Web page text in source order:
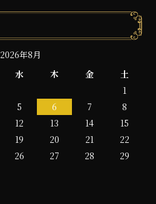
2026年8月
水 木 金 土
1
5 6 7
8
12 13 14
15
19 20 21
22
26 27 28
29